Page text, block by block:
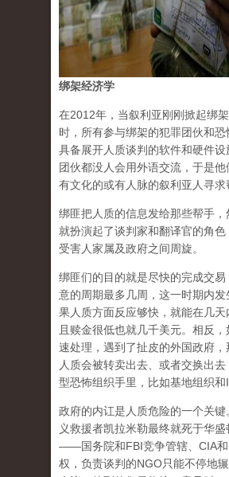
绑架经济学
在2012年，当叙利亚刚刚掀起绑
时，所有参与绑架的犯罪团伙和恐
具备展开人质谈判的软件和硬件设
团伙都没人会用外语交流，于是
有文化的或有人脉的叙利亚人寻求
绑匪把人质的信息发给那些帮手
就扮演起了谈判家和翻译官的角
受害人家属及政府之间周旋。
绑匪们的目的就是尽快的完成交易
意的周期最多几周，这一时期内发
果人质方面反应够快，就能在几
且赎金很低也就几千美元。相反
速处理，遇到了扯皮的外国政府，
人质会被转卖出去、或者交换出
型恐怖组织手里，比如基地组织和
政府的内讧是人质危险的一个关键
义救援者凯拉米勒最终就死于华盛
——国务院和FBI竞争管辖、CIA和
权，负责谈判的NGO只能不停地